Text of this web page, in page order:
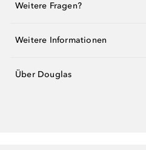
Weitere Fragen?
Weitere Informationen
Über Douglas